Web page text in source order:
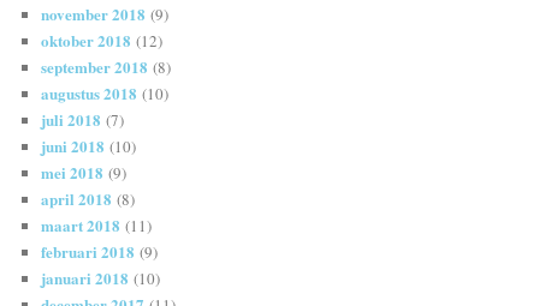
november 2018 (9)
oktober 2018 (12)
september 2018 (8)
augustus 2018 (10)
juli 2018 (7)
juni 2018 (10)
mei 2018 (9)
april 2018 (8)
maart 2018 (11)
februari 2018 (9)
januari 2018 (10)